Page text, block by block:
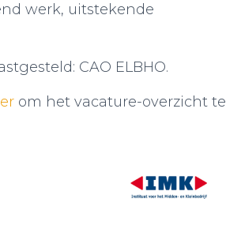
werk, uitstekende
CAO ELBHO.
om het vacature-overzicht te